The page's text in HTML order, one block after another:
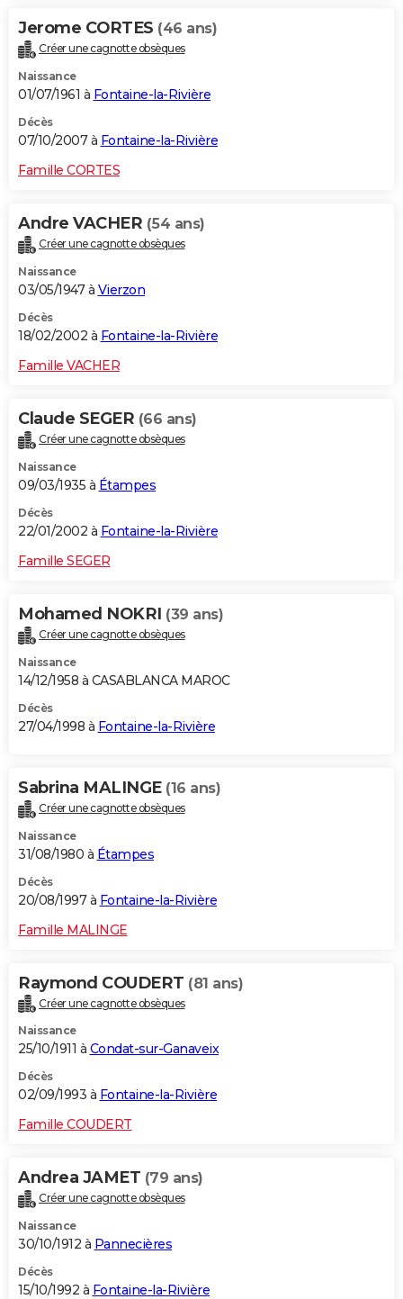
Jerome CORTES (46 ans)
Créer une cagnotte obsèques
Naissance
01/07/1961 à Fontaine-la-Rivière
Décès
07/10/2007 à Fontaine-la-Rivière
Famille CORTES
Andre VACHER (54 ans)
Créer une cagnotte obsèques
Naissance
03/05/1947 à Vierzon
Décès
18/02/2002 à Fontaine-la-Rivière
Famille VACHER
Claude SEGER (66 ans)
Créer une cagnotte obsèques
Naissance
09/03/1935 à Étampes
Décès
22/01/2002 à Fontaine-la-Rivière
Famille SEGER
Mohamed NOKRI (39 ans)
Créer une cagnotte obsèques
Naissance
14/12/1958 à CASABLANCA MAROC
Décès
27/04/1998 à Fontaine-la-Rivière
Sabrina MALINGE (16 ans)
Créer une cagnotte obsèques
Naissance
31/08/1980 à Étampes
Décès
20/08/1997 à Fontaine-la-Rivière
Famille MALINGE
Raymond COUDERT (81 ans)
Créer une cagnotte obsèques
Naissance
25/10/1911 à Condat-sur-Ganaveix
Décès
02/09/1993 à Fontaine-la-Rivière
Famille COUDERT
Andrea JAMET (79 ans)
Créer une cagnotte obsèques
Naissance
30/10/1912 à Pannecières
Décès
15/10/1992 à Fontaine-la-Rivière